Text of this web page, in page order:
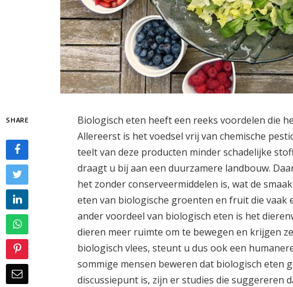
SHARE
Biologisch eten heeft een reeks voordelen die
Allereerst is het voedsel vrij van chemische
teelt van deze producten minder schadelijke
draagt u bij aan een duurzamere landbouw.
het zonder conserveermiddelen is, wat de
eten van biologische groenten en fruit die vaak
ander voordeel van biologisch eten is het
dieren meer ruimte om te bewegen en krijgen
biologisch vlees, steunt u dus ook een
sommige mensen beweren dat biologisch eten
discussiepunt is, zijn er studies die suggereren